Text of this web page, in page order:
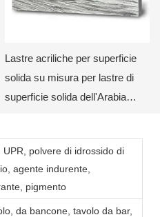
Lastre acriliche per superficie
solida su misura per lastre di
superficie solida dell'Arabia
UPR, polvere di idrossido di
agente indurente,
pigmento
da bancone, tavolo da bar,